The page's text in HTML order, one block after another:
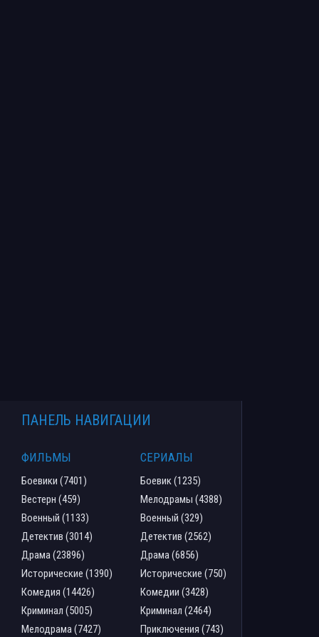
ПАНЕЛЬ НАВИГАЦИИ
ФИЛЬМЫ
Боевики (7401)
Вестерн (459)
Военный (1133)
Детектив (3014)
Драма (23896)
Исторические (1390)
Комедия (14426)
Криминал (5005)
Мелодрама (7427)
СЕРИАЛЫ
Боевик (1235)
Мелодрамы (4388)
Военный (329)
Детектив (2562)
Драма (6856)
Исторические (750)
Комедии (3428)
Криминал (2464)
Приключения (743)